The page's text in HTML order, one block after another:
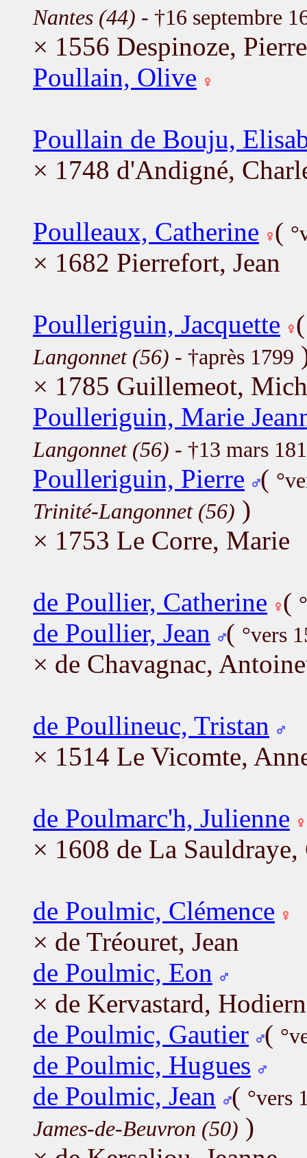
Nantes (44) - †16 septembre
× 1556 Despinoze, Pierre
Poullain, Olive
Poullain de Bouju,
× 1748 d'Andigné,
Poulleaux, Catherine (
× 1682 Pierrefort, Jean
Poulleriguin, Jacquette
Langonnet (56) - †après 1799
× 1785 Guillemeot,
Poulleriguin, Marie
Langonnet (56) - †13 mars
Poulleriguin, Pierre (
Trinité-Langonnet (56) )
× 1753 Le Corre, Marie
de Poullier, Catherine (
de Poullier, Jean ( °vers
× de Chavagnac,
de Poullineuc, Tristan
× 1514 Le Vicomte,
de Poulmarc'h, Julienne
× 1608 de La
de Poulmic, Clémence
× de Tréouret, Jean
de Poulmic, Eon
× de Kervastard,
de Poulmic, Gautier (
de Poulmic, Hugues
de Poulmic, Jean
( °vers
James-de-Beuvron (50) )